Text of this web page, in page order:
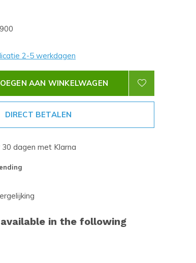
2-5 werkdagen
AAN WINKELWAGEN
DIRECT BETALEN
dagen met Klarna
in the following